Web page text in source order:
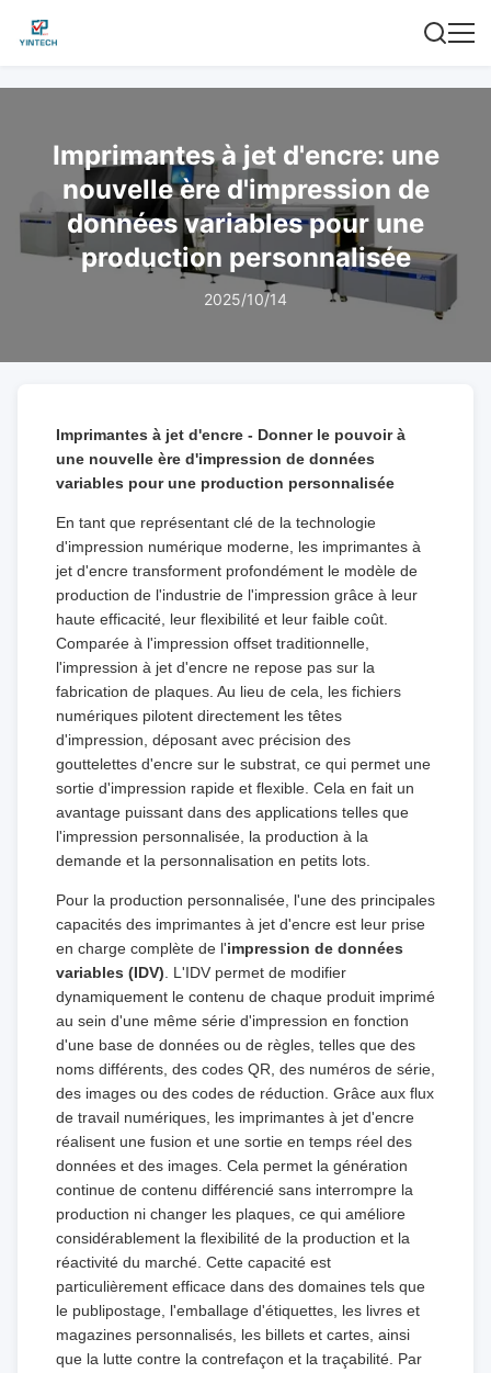
Imprimantes à jet d'encre: une
nouvelle ère d'impression de
données variables pour une
production personnalisée
2025/10/14
Imprimantes à jet d'encre - Donner le pouvoir à
une nouvelle ère d'impression de données
variables pour une production personnalisée
En tant que représentant clé de la technologie
d'impression numérique moderne, les imprimantes à
jet d'encre transforment profondément le modèle de
production de l'industrie de l'impression grâce à leur
haute efficacité, leur flexibilité et leur faible coût.
Comparée à l'impression offset traditionnelle,
l'impression à jet d'encre ne repose pas sur la
fabrication de plaques. Au lieu de cela, les fichiers
numériques pilotent directement les têtes
d'impression, déposant avec précision des
gouttelettes d'encre sur le substrat, ce qui permet une
sortie d'impression rapide et flexible. Cela en fait un
avantage puissant dans des applications telles que
l'impression personnalisée, la production à la
demande et la personnalisation en petits lots.
Pour la production personnalisée, l'une des principales
capacités des imprimantes à jet d'encre est leur prise
en charge complète de l'impression de données
variables (IDV) . L'IDV permet de modifier
dynamiquement le contenu de chaque produit imprimé
au sein d'une même série d'impression en fonction
d'une base de données ou de règles, telles que des
noms différents, des codes QR, des numéros de série,
des images ou des codes de réduction. Grâce aux flux
de travail numériques, les imprimantes à jet d'encre
réalisent une fusion et une sortie en temps réel des
données et des images. Cela permet la génération
continue de contenu différencié sans interrompre la
production ni changer les plaques, ce qui améliore
considérablement la flexibilité de la production et la
réactivité du marché. Cette capacité est
particulièrement efficace dans des domaines tels que
le publipostage, l'emballage d'étiquettes, les livres et
magazines personnalisés, les billets et cartes, ainsi
que la lutte contre la contrefaçon et la traçabilité. Par